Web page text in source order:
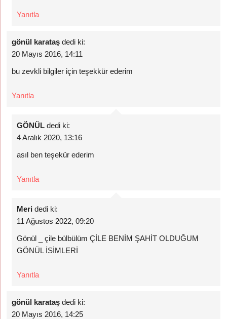
Yanıtla
gönül karataş dedi ki:
20 Mayıs 2016, 14:11
bu zevkli bilgiler için teşekkür ederim
Yanıtla
GÖNÜL dedi ki:
4 Aralık 2020, 13:16
asıl ben teşekür ederim
Yanıtla
Meri dedi ki:
11 Ağustos 2022, 09:20
Gönül _ çile bülbülüm ÇİLE BENİM ŞAHİT OLDUĞUM
GÖNÜL İSİMLERİ
Yanıtla
gönül karataş dedi ki:
20 Mayıs 2016, 14:25